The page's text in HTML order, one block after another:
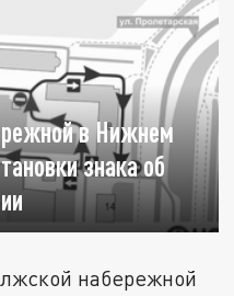
в Нижнем
знака об
набережной